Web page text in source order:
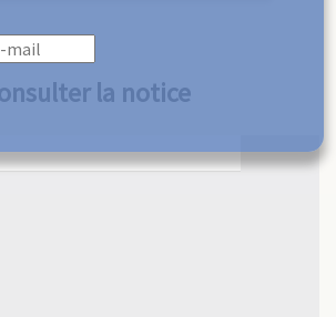
la notice